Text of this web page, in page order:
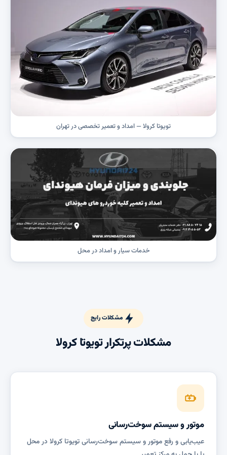
تویوتا کرولا — امداد و تعمیر تخصصی در تهران
خدمات سیار و امداد در محل
مشکلات رایج
مشکلات پرتکرار تویوتا کرولا
موتور و سیستم سوخت‌رسانی
عیب‌یابی و رفع موتور و سیستم سوخت‌رسانی تویوتا کرولا در محل